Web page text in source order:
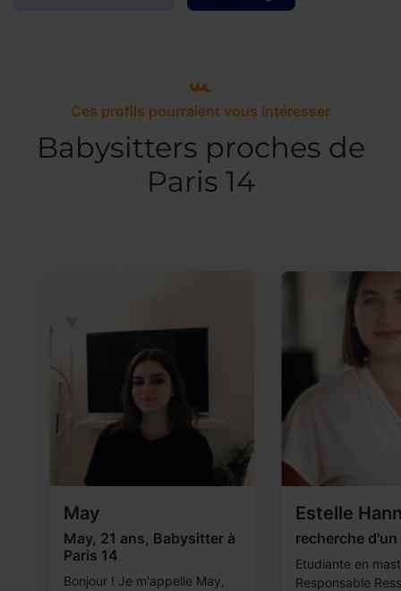
Ces profils pourraient vous intéresser
Babysitters proches de
Paris 14
May
May, 21 ans, Babysitter à
Paris 14
Bonjour ! Je m'appelle May,
Estelle
recherche d'un
Etudiante en
Responsable